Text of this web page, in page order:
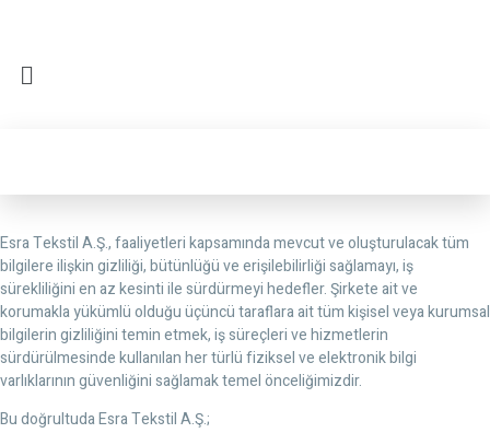
Esra Tekstil A.Ş., faaliyetleri kapsamında mevcut ve oluşturulacak tüm
bilgilere ilişkin gizliliği, bütünlüğü ve erişilebilirliği sağlamayı, iş
sürekliliğini en az kesinti ile sürdürmeyi hedefler. Şirkete ait ve
korumakla yükümlü olduğu üçüncü taraflara ait tüm kişisel veya kurumsal
bilgilerin gizliliğini temin etmek, iş süreçleri ve hizmetlerin
sürdürülmesinde kullanılan her türlü fiziksel ve elektronik bilgi
varlıklarının güvenliğini sağlamak temel önceliğimizdir.
Bu doğrultuda Esra Tekstil A.Ş.;